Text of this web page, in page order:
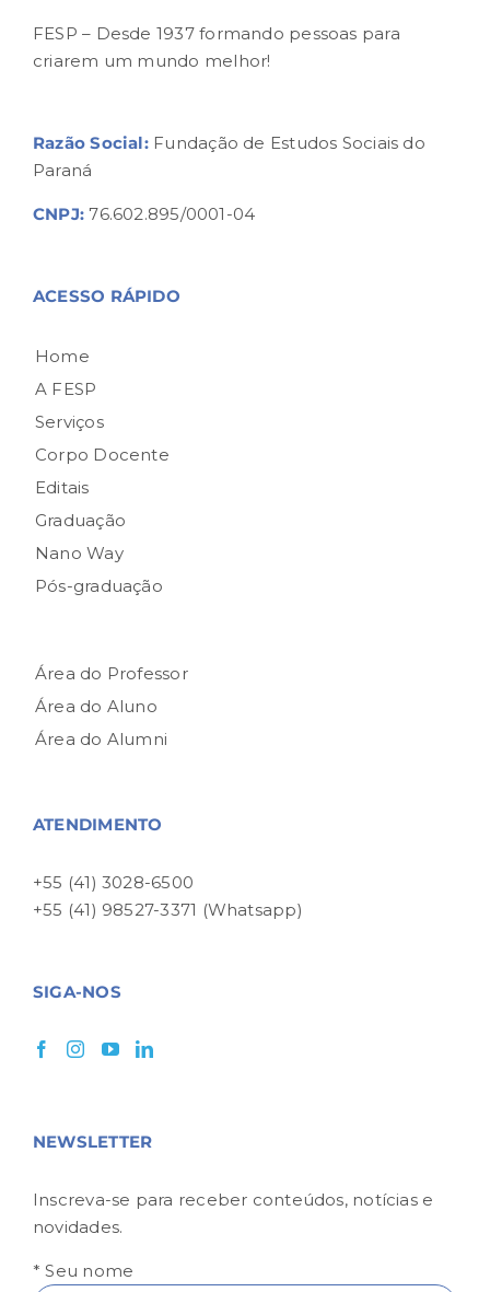
FESP – Desde 1937 formando pessoas para
criarem um mundo melhor!
Razão Social:Fundação de Estudos Sociais do
Paraná
CNPJ: 76.602.895/0001-04
ACESSO RÁPIDO
Home
A FESP
Serviços
Corpo Docente
Editais
Graduação
Nano Way
Pós-graduação
Área do Professor
Área do Aluno
Área do Alumni
ATENDIMENTO
+55 (41) 3028-6500
+55 (41) 98527-3371 (Whatsapp)
SIGA-NOS
NEWSLETTER
Inscreva-se para receber conteúdos, notícias e
novidades.
* Seu nome